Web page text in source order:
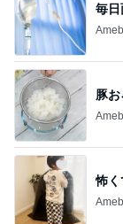
毎日
豚
怖く